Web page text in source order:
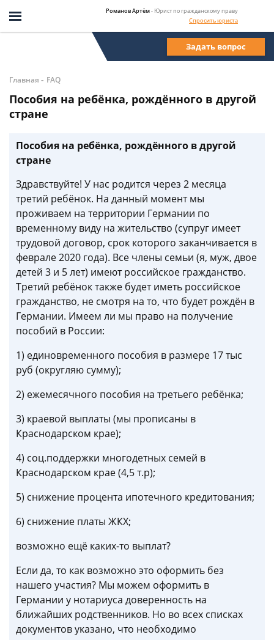
Романов Артём- Юрист по гражданскому праву
Спросить юриста
Задать вопрос
Главная - FAQ
Пособия на ребёнка, рождённого в другой
стране
Пособия на ребёнка, рождённого в другой
стране
Здравствуйте! У нас родится через 2 месяца
третий ребёнок. На данный момент мы
проживаем на территории Германии по
временному виду на жительство (супруг имеет
трудовой договор, срок которого заканчивается в
феврале 2020 года). Все члены семьи (я, муж, двое
детей 3 и 5 лет) имеют российское гражданство.
Третий ребёнок также будет иметь российское
гражданство, не смотря на то, что будет рождён в
Германии. Имеем ли мы право на получение
пособий в России:
1) единовременного пособия в размере 17 тыс
руб (округляю сумму);
2) ежемесячного пособия на третьего ребёнка;
3) краевой выплаты (мы прописаны в
Краснодарском крае);
4) соц.поддержки многодетных семей в
Краснодарском крае (4,5 т.р);
5) снижение процента ипотечного кредитования;
6) снижение платы ЖКХ;
возможно ещё каких-то выплат?
Если да, то как возможно это оформить без
нашего участия? Мы можем оформить в
Германии у нотариуса доверенность на
ближайших родственников. Но во всех списках
документов указано, что необходимо